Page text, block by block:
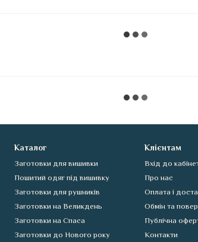
Каталог
Заготовки для вишивки
Пошитий одяг під вишивку
Заготовки для рушників
Заготовки на Великдень
Заготовки на Спаса
Заготовки до Нового року
Клієнтам
Вхід до
Про нас
Оплата і
Обмін та
Публічна
Контакти